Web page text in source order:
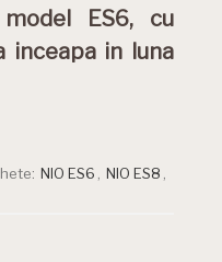
ES6, cu
inceapa in luna
NIO ES6 NIO ES8